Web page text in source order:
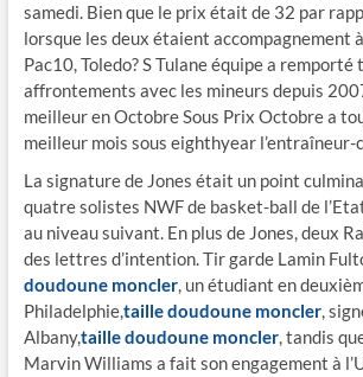
samedi. Bien que le prix était de 32 par
lorsque les deux étaient accompagnement
Pac10, Toledo? S Tulane équipe a
affrontements avec les mineurs depuis
meilleur en Octobre Sous Prix Octobre a
meilleur mois sous eighthyear l’entraîneur-
La signature de Jones était un point
quatre solistes NWF de basket-ball de
au niveau suivant. En plus de Jones, deux
des lettres d’intention. Tir garde Lamin
doudoune moncler, un étudiant en
Philadelphie,taille doudoune moncler,
Albany,taille doudoune moncler, tandis
Marvin Williams a fait son engagement à